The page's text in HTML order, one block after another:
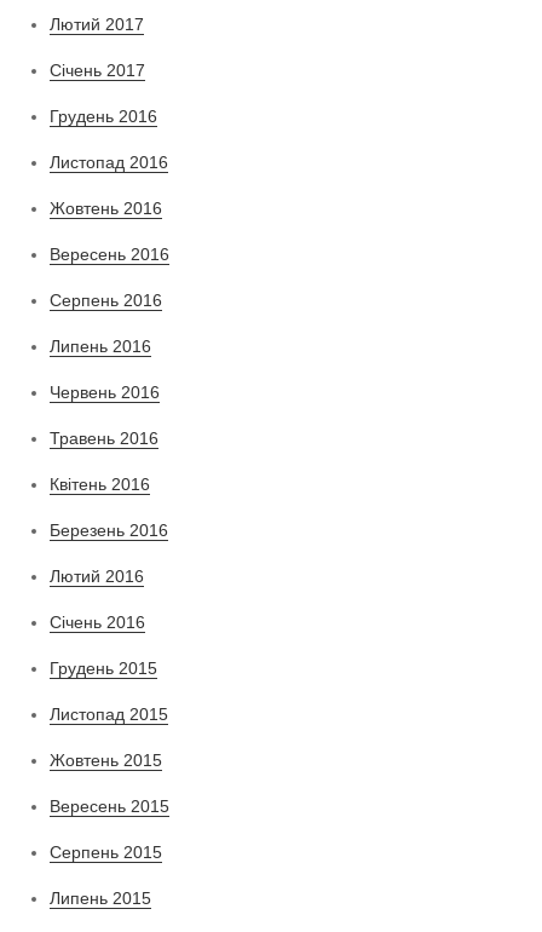
Лютий 2017
Січень 2017
Грудень 2016
Листопад 2016
Жовтень 2016
Вересень 2016
Серпень 2016
Липень 2016
Червень 2016
Травень 2016
Квітень 2016
Березень 2016
Лютий 2016
Січень 2016
Грудень 2015
Листопад 2015
Жовтень 2015
Вересень 2015
Серпень 2015
Липень 2015